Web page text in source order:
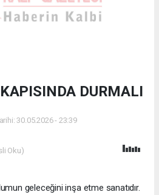
DURMALI
30.05.2026 - 23:39
Oku)
geleceğini inşa etme sanatıdır.